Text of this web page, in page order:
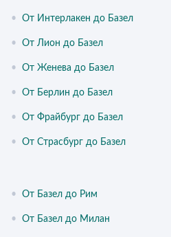
• От Интерлакен до Базел
• От Лион до Базел
• От Женева до Базел
• От Берлин до Базел
• От Фрайбург до Базел
• От Страсбург до Базел
• От Базел до Рим
• От Базел до Милан